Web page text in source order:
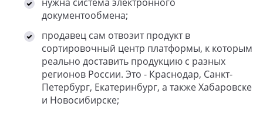
документообмена;
продавец сам отвозит продукт в
сортировочный центр платформы, к которым
реально доставить продукцию с разных
регионов России. Это - Краснодар, Санкт-
Петербург, Екатеринбург, а также Хабаровске
и Новосибирске;